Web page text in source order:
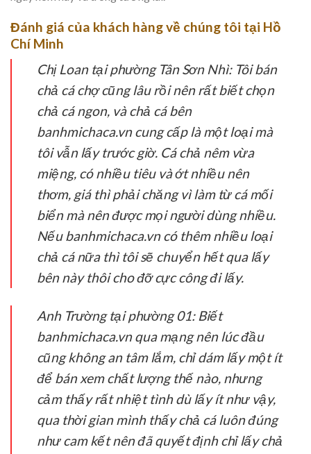
Đánh giá của khách hàng về chúng tôi tại Hồ
Chí Minh
Chị Loan tại phường Tân Sơn Nhì:Tôi bán
chả cá chợ cũng lâu rồi nên rất biết chọn
chả cá ngon, và chả cá bên
banhmichaca.vn cung cấp là một loại mà
tôi vẫn lấy trước giờ. Cá chả nêm vừa
miệng, có nhiều tiêu và ớt nhiều nên
thơm, giá thì phải chăng vì làm từ cá mối
biển mà nên được mọi người dùng nhiều.
Nếu banhmichaca.vn có thêm nhiều loại
chả cá nữa thì tôi sẽ chuyển hết qua lấy
bên này thôi cho đỡ cực công đi lấy.
Anh Trường tại phường 01:Biết
banhmichaca.vn qua mạng nên lúc đầu
cũng không an tâm lắm, chỉ dám lấy một ít
để bán xem chất lượng thế nào, nhưng
cảm thấy rất nhiệt tình dù lấy ít như vậy,
qua thời gian mình thấy chả cá luôn đúng
như cam kết nên đã quyết định chỉ lấy chả